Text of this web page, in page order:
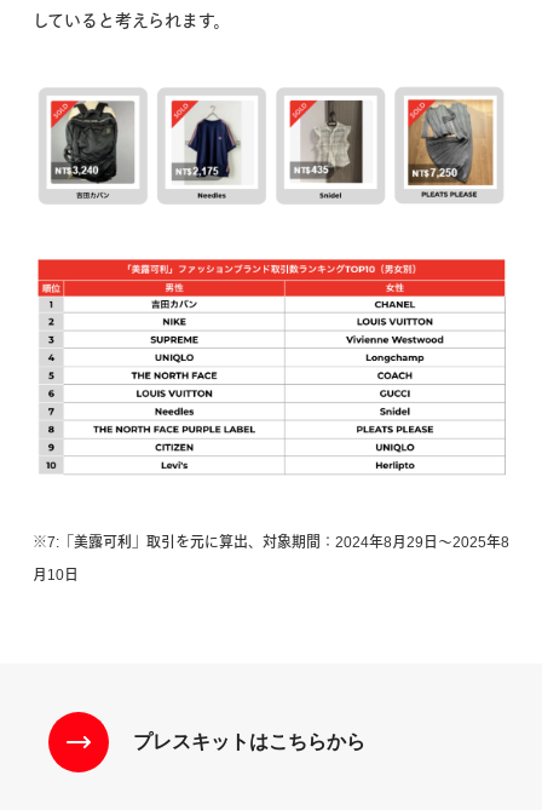
していると考えられます。
※7:「美露可利」取引を元に算出、対象期間：2024年8月29日〜2025年8
月10日
プレスキットはこちらから